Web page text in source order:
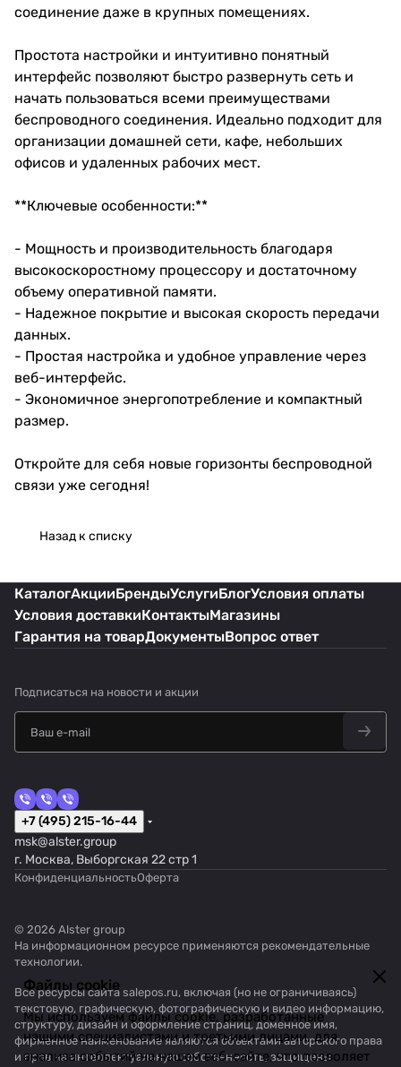
соединение даже в крупных помещениях.
Простота настройки и интуитивно понятный
интерфейс позволяют быстро развернуть сеть и
начать пользоваться всеми преимуществами
беспроводного соединения. Идеально подходит для
организации домашней сети, кафе, небольших
офисов и удаленных рабочих мест.
**Ключевые особенности:**
- Мощность и производительность благодаря
высокоскоростному процессору и достаточному
объему оперативной памяти.
- Надежное покрытие и высокая скорость передачи
данных.
- Простая настройка и удобное управление через
веб-интерфейс.
- Экономичное энергопотребление и компактный
размер.
Откройте для себя новые горизонты беспроводной
связи уже сегодня!
Назад к списку
Файлы cookie
Мы используем файлы cookie, разработанные
нашими специалистами и третьими лицами, для
анализа событий на нашем веб-сайте, что позволяет
КаталогАкцииБрендыУслугиБлогУсловия оплаты
Условия доставкиКонтактыМагазины
Гарантия на товарДокументыВопрос ответ
Подписаться на новости и акции
+7 (495) 215-16-44
msk@alster.group
г. Москва, Выборгская 22 стр 1
КонфиденциальностьОферта
© 2026 Alster group
На информационном ресурсе применяются рекомендательные
технологии.
Все ресурсы сайта salepos.ru, включая (но не ограничиваясь)
текстовую, графическую, фотографическую и видео информацию,
структуру, дизайн и оформление страниц, доменное имя,
фирменное наименование являются объектами авторского права
и прав на интеллектуальную собственность, защищены